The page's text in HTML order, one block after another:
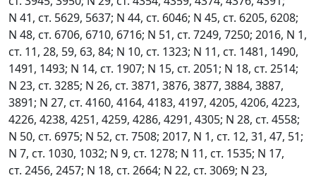
N 41, ст. 5629, 5637; N 44, ст. 6046; N 45, ст. 6205, 6208;
N 48, ст. 6706, 6710, 6716; N 51, ст. 7249, 7250; 2016, N 1,
ст. 11, 28, 59, 63, 84; N 10, ст. 1323; N 11, ст. 1481, 1490,
1491, 1493; N 14, ст. 1907; N 15, ст. 2051; N 18, ст. 2514;
N 23, ст. 3285; N 26, ст. 3871, 3876, 3877, 3884, 3887,
3891; N 27, ст. 4160, 4164, 4183, 4197, 4205, 4206, 4223,
4226, 4238, 4251, 4259, 4286, 4291, 4305; N 28, ст. 4558;
N 50, ст. 6975; N 52, ст. 7508; 2017, N 1, ст. 12, 31, 47, 51;
N 7, ст. 1030, 1032; N 9, ст. 1278; N 11, ст. 1535; N 17,
ст. 2456, 2457; N 18, ст. 2664; N 22, ст. 3069; N 23,